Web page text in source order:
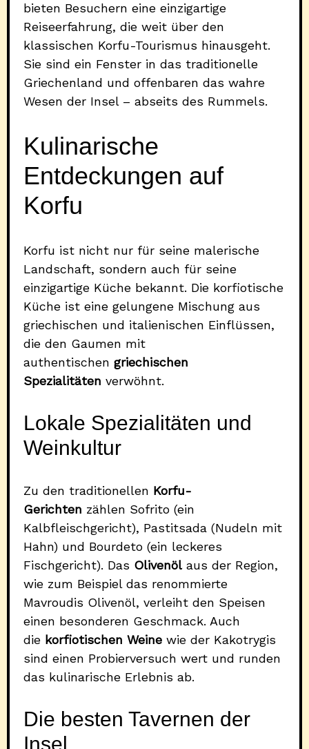
bieten Besuchern eine einzigartige
Reiseerfahrung, die weit über den
klassischen Korfu-Tourismus hinausgeht.
Sie sind ein Fenster in das traditionelle
Griechenland und offenbaren das wahre
Wesen der Insel – abseits des Rummels.
Kulinarische
Entdeckungen auf
Korfu
Korfu ist nicht nur für seine malerische
Landschaft, sondern auch für seine
einzigartige Küche bekannt. Die korfiotische
Küche ist eine gelungene Mischung aus
griechischen und italienischen Einflüssen,
die den Gaumen mit
authentischen griechischen
Spezialitäten verwöhnt.
Lokale Spezialitäten und
Weinkultur
Zu den traditionellen Korfu-
Gerichten zählen Sofrito (ein
Kalbfleischgericht), Pastitsada (Nudeln mit
Hahn) und Bourdeto (ein leckeres
Fischgericht). Das Olivenölaus der Region,
wie zum Beispiel das renommierte
Mavroudis Olivenöl, verleiht den Speisen
einen besonderen Geschmack. Auch
die korfiotischen Weine wie der Kakotrygis
sind einen Probierversuch wert und runden
das kulinarische Erlebnis ab.
Die besten Tavernen der
Insel